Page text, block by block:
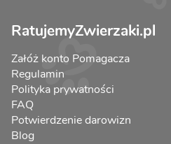
RatujemyZwierzaki.pl
Załóż konto Pomagacza
Regulamin
Polityka prywatności
FAQ
Potwierdzenie darowizn
Blog